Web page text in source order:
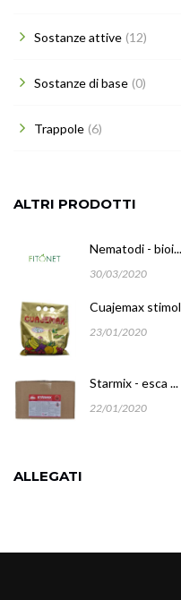
Sostanze attive (12)
Sostanze di base (0)
Trappole (6)
ALTRI PRODOTTI
Nematodi - bioi...
30/03/2020
Cuajemax
23/01/2020
Starmix - esca ...
22/01/2020
ALLEGATI